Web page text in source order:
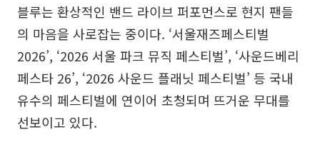
블루는 환상적인 밴드 라이브 퍼포먼스로 현지 팬들
의 마음을 사로잡는 중이다. ‘서울재즈페스티벌
2026’, ‘2026 서울 파크 뮤직 페스티벌’, ‘사운드베리
페스타 26’, ‘2026 사운드 플래닛 페스티벌’ 등 국내
유수의 페스티벌에 연이어 초청되며 뜨거운 무대를
선보이고 있다.